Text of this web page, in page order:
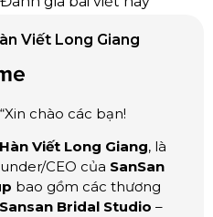
Viết Long Giang
“Xin chào các bạn!
Hàn Viết Long Giang, là
CEO của SanSan
bao gồm các thương
Sansan Bridal Studio –